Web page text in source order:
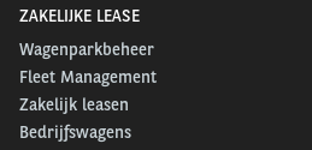
ZAKELIJKE LEASE
Wagenparkbeheer
Fleet Management
Zakelijk leasen
Bedrijfswagens